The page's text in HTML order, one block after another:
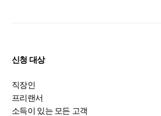
신청 대상
직장인
프리랜서
소득이 있는 모든 고객